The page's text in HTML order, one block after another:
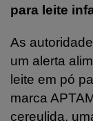
para leite
As
um alerta
leite em pó
marca
cereulida,